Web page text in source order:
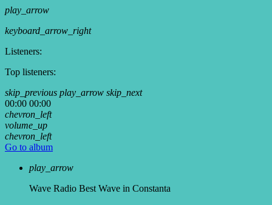
play_arrow
keyboard_arrow_right
Listeners:
Top listeners:
skip_previous play_arrow skip_next
00:00 00:00
chevron_left
volume_up
chevron_left
Go to album
play_arrow
Wave Radio Best Wave in Constanta